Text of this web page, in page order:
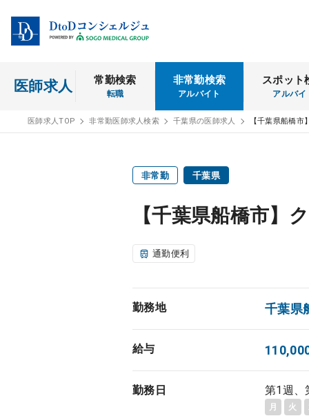
医師求人 常勤検索
転職
非常勤検索
アルバイト
スポット
アルバイ
医師求人TOP 非常勤医師求人検索 千葉県の医師求人 【千葉県船橋
非常勤 千葉県
【千葉県船橋市
通勤便利
勤務地 千葉県
給与
勤務日 第1週、
月 火